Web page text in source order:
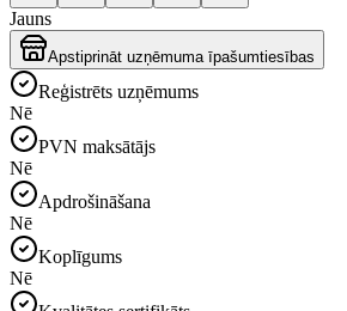
Jauns
Apstiprināt uzņēmuma īpašumtiesības
Reģistrēts uzņēmums
Nē
PVN maksātājs
Nē
Apdrošināšana
Nē
Koplīgums
Nē